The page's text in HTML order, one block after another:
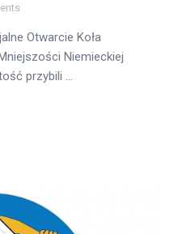
Otwarcie Koła
Niemieckiej
przybili ...